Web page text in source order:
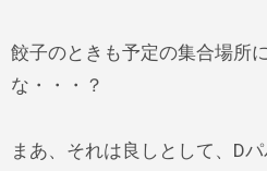
餃子のときも予定の集合場所
な・・・？
まあ、それは良しとして、D